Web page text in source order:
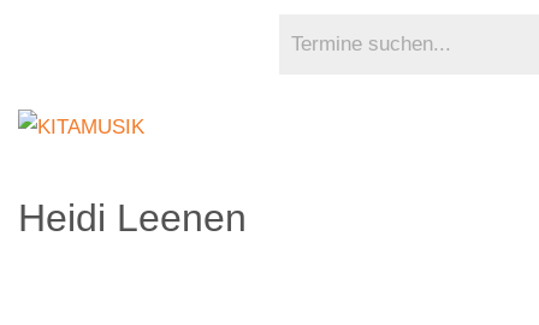
Heidi Leenen